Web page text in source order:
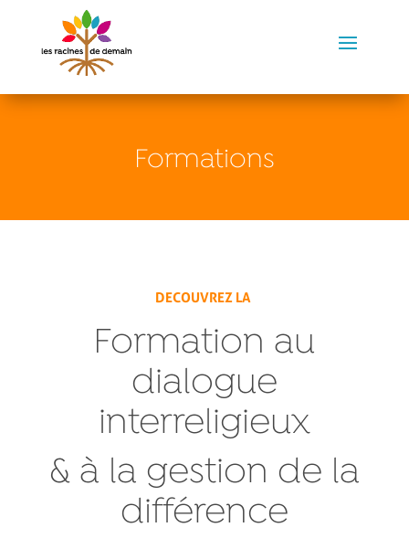
Formations
DECOUVREZ LA
Formation au
dialogue
interreligieux
& à la gestion de la
différence